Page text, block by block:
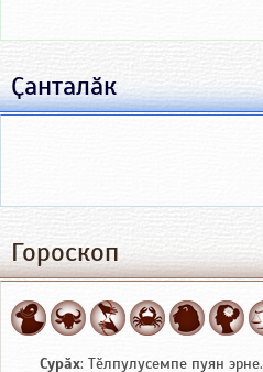
Ҫанталӑк
Гороскоп
Сурӑх: Тӗлпулусемпе пуян